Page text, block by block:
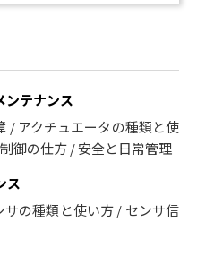
ンテナンス
/ アクチュエータの種類と使
御の仕方 / 安全と日常管理
ス
の種類と使い方 / センサ信